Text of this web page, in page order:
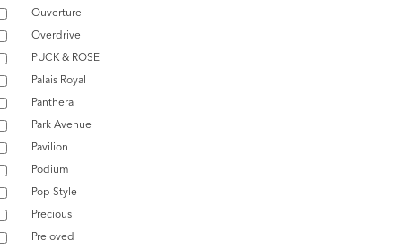
Ouverture
Overdrive
PUCK & ROSE
Palais Royal
Panthera
Park Avenue
Pavilion
Podium
Pop Style
Precious
Preloved